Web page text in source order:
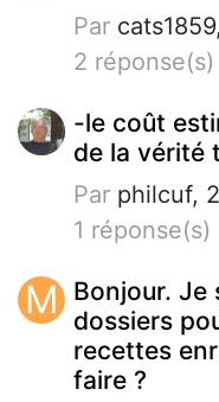
Par
2 réponse(s)
-le coût
de la vérité
Par philcuf,
1 réponse(s)
M Bonjour. Je
dossiers
recettes
faire ?